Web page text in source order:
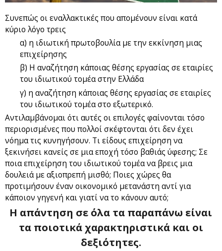
Συνεπώς οι εναλλακτικές που απομένουν είναι κατά
κύριο λόγο τρεις
α) η ιδιωτική πρωτοβουλία με την εκκίνηση μιας
επιχείρησης
β) Η αναζήτηση κάποιας θέσης εργασίας σε εταιρίες
του ιδιωτικού τομέα στην Ελλάδα
γ) η αναζήτηση κάποιας θέσης εργασίας σε εταιρίες
του ιδιωτικού τομέα στο εξωτερικό.
Αντιλαμβάνομαι ότι αυτές οι επιλογές φαίνονται τόσο
περιορισμένες που πολλοί σκέφτονται ότι δεν έχει
νόημα τις κυνηγήσουν. Τι είδους επιχείρηση να
ξεκινήσει κανείς σε μια εποχή τόσο βαθιάς ύφεσης; Σε
ποια επιχείρηση του ιδιωτικού τομέα να βρεις μια
δουλειά με αξιοπρεπή μισθό; Ποιες χώρες θα
προτιμήσουν έναν οικονομικό μετανάστη αντί για
κάποιον γηγενή και γιατί να το κάνουν αυτό;
Η απάντηση σε όλα τα παραπάνω είναι
τα ποιοτικά χαρακτηριστικά και οι
δεξιότητες.